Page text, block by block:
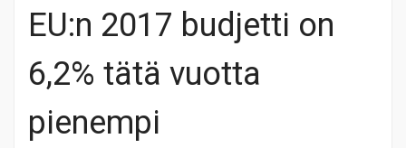
EU:n 2017 budjetti on
6,2% tätä vuotta
pienempi